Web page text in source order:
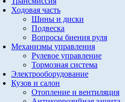
Ходовая часть
Шины и диски
Подвеска
Вопросы биения руля
Механизмы управления
Рулевое управление
Тормозная система
Электрооборудование
Кузов и салон
Отопление и вентиляция